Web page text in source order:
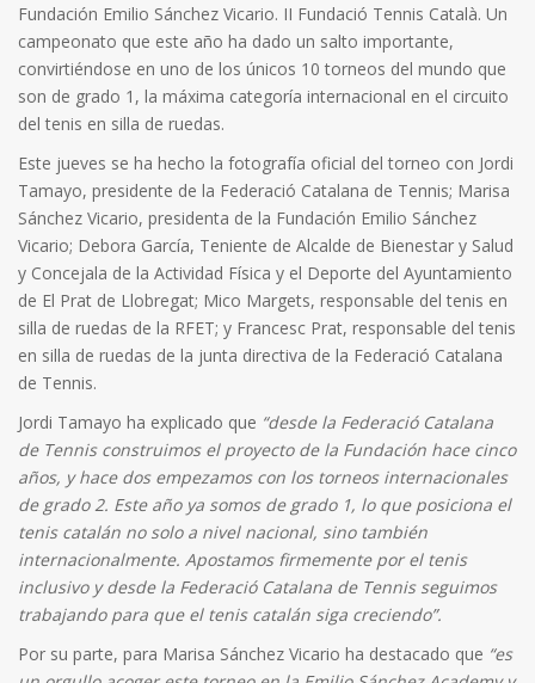
Fundación Emilio Sánchez Vicario. II Fundació Tennis Català. Un
campeonato que este año ha dado un salto importante,
convirtiéndose en uno de los únicos 10 torneos del mundo que
son de grado 1, la máxima categoría internacional en el circuito
del tenis en silla de ruedas.
Este jueves se ha hecho la fotografía oficial del torneo con Jordi
Tamayo, presidente de la Federació Catalana de Tennis; Marisa
Sánchez Vicario, presidenta de la Fundación Emilio Sánchez
Vicario; Debora García, Teniente de Alcalde de Bienestar y Salud
y Concejala de la Actividad Física y el Deporte del Ayuntamiento
de El Prat de Llobregat; Mico Margets, responsable del tenis en
silla de ruedas de la RFET; y Francesc Prat, responsable del tenis
en silla de ruedas de la junta directiva de la Federació Catalana
de Tennis.
Jordi Tamayo ha explicado que “desde la Federació Catalana
de Tennis construimos el proyecto de la Fundación hace cinco
años, y hace dos empezamos con los torneos internacionales
de grado 2. Este año ya somos de grado 1, lo que posiciona el
tenis catalán no solo a nivel nacional, sino también
internacionalmente. Apostamos firmemente por el tenis
inclusivo y desde la Federació Catalana de Tennis seguimos
trabajando para que el tenis catalán siga creciendo”.
Por su parte, para Marisa Sánchez Vicario ha destacado que “es